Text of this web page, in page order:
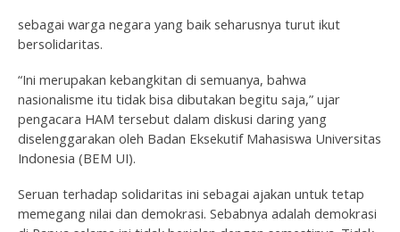
sebagai warga negara yang baik seharusnya turut ikut
bersolidaritas.
“Ini merupakan kebangkitan di semuanya, bahwa
nasionalisme itu tidak bisa dibutakan begitu saja,” ujar
pengacara HAM tersebut dalam diskusi daring yang
diselenggarakan oleh Badan Eksekutif Mahasiswa Universitas
Indonesia (BEM UI).
Seruan terhadap solidaritas ini sebagai ajakan untuk tetap
memegang nilai dan demokrasi. Sebabnya adalah demokrasi